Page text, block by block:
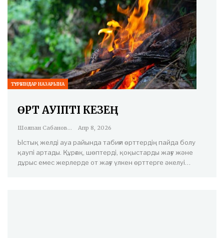
ТҰРҒЫНДАР НАЗАРЫНА
ӨРТ ҚАУІПТІ КЕЗЕҢ
Шолпан Сабанова Апр 8, 2026
Ыстық желді ауа райында табиғи өрттердің пайда болу
қаупі артады. Құрғақ, шөптерді, қоқыстарды жағу және
дұрыс емес жерлерде от жағу үлкен өрттерге әкелуі…